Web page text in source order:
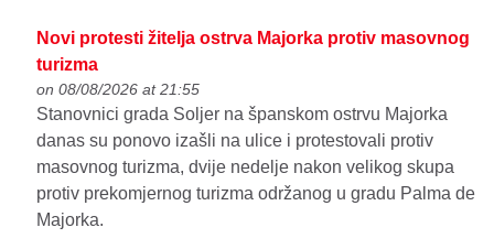
Novi protesti žitelja ostrva Majorka protiv masovnog
turizma
on 08/08/2026 at 21:55
Stanovnici grada Soljer na španskom ostrvu Majorka
danas su ponovo izašli na ulice i protestovali protiv
masovnog turizma, dvije nedelje nakon velikog skupa
protiv prekomjernog turizma održanog u gradu Palma de
Majorka.